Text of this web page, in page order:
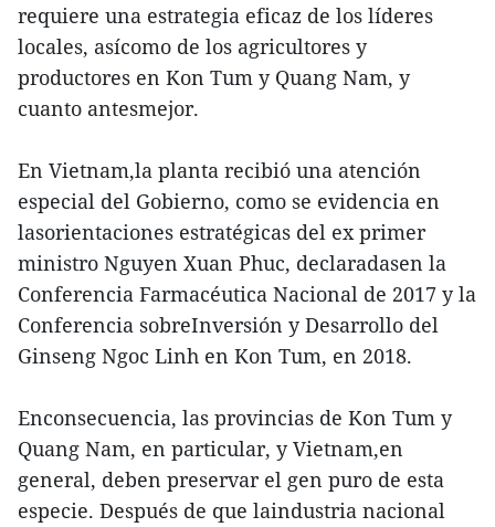
requiere una estrategia eficaz de los líderes
locales, asícomo de los agricultores y
productores en Kon Tum y Quang Nam, y
cuanto antesmejor.
En Vietnam,la planta recibió una atención
especial del Gobierno, como se evidencia en
lasorientaciones estratégicas del ex primer
ministro Nguyen Xuan Phuc, declaradasen la
Conferencia Farmacéutica Nacional de 2017 y la
Conferencia sobreInversión y Desarrollo del
Ginseng Ngoc Linh en Kon Tum, en 2018.
Enconsecuencia, las provincias de Kon Tum y
Quang Nam, en particular, y Vietnam,en
general, deben preservar el gen puro de esta
especie. Después de que laindustria nacional